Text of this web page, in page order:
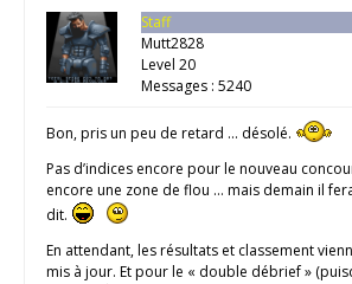
Staff
Mutt2828
Level 20
Messages : 5240
Bon, pris un peu de retard … désolé.
Pas d’indices encore pour le nouveau
encore une zone de flou … mais demain il
dit.
En attendant, les résultats et classement
mis à jour. Et pour le « double débrief »